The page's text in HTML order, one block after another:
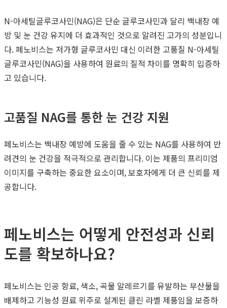
N-아세틸글루코사민(NAG)은 단순 글루코사민과 달리 백내장 예
방 및 눈 건강 유지에 더 효과적인 것으로 알려진 고가의 성분입니
다. 페노비스는 저가형 글루코사민 대신 이러한 고품질 N-아세틸
글루코사민(NAG)을 사용하여 원료의 질적 차이를 명확히 입증하
고 있습니다.
고품질 NAG를 통한 눈 건강 지원
페노비스는 백내장 예방에 도움을 줄 수 있는 NAG를 사용하여 반
려견의 눈 건강을 적극적으로 관리합니다. 이는 제품의 프리미엄
이미지를 구축하는 중요한 요소이며, 보호자에게 더 큰 신뢰를 제
공합니다.
페노비스는 어떻게 안전성과 신뢰
도를 확보하나요?
페노비스는 인공 항료, 색소, 곡물 알레르기를 유발하는 부산물을
배제하고 기능성 원료 위주로 설계된 클린 라벨 제품임을 보증하